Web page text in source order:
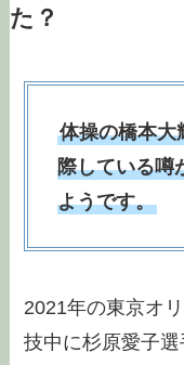
た？
体操の橋本大
際している噂
ようです。
2021年の東京オ
技中に杉原愛子